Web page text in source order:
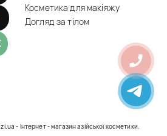
Косметика для макіяжу
Догляд за тілом
- Інтернет - магазин азійської косметики.